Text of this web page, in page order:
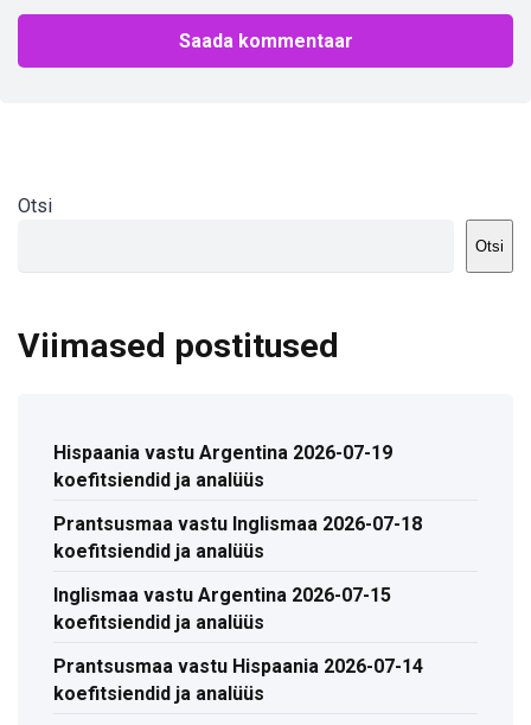
Otsi
Otsi
Viimased postitused
Hispaania vastu Argentina 2026-07-19
koefitsiendid ja analüüs
Prantsusmaa vastu Inglismaa 2026-07-18
koefitsiendid ja analüüs
Inglismaa vastu Argentina 2026-07-15
koefitsiendid ja analüüs
Prantsusmaa vastu Hispaania 2026-07-14
koefitsiendid ja analüüs